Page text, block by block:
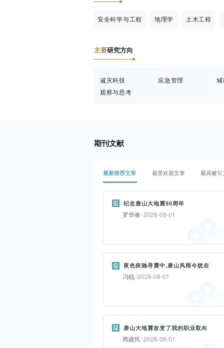
安全科学与工程 地理学 土木工程
主要研究方向
减灾科技 应急管理
观察与思考
期刊文献
最新推荐文章 最受欢迎文章 最高被引
纪念唐山大地震50周年
罗华春 2026-08-01
五十年前的7月28日凌晨3时42分,唐
山发生7.8级强烈地震,百年工业城市
瞬间被夷为平地,造成24万人遇难、
全国最大的一次灾难,给唐山人民生
命财产造成巨大损失。地震发生后,
党中央、国务院对唐山灾区极为关
怀,迅速成立了抗震救灾指挥机构。
夜色疾驰寻震中,唐山风雨今犹在
冯锐 2026-08-01
那桩尘封了50年的往事,一直是深埋
我心底不敢拨动的弦,生怕扰动长眠
人的安宁;也是经常抽打我的皮鞭,让
唐山大地震改变了我的职业取向
商建民 2026-08-01